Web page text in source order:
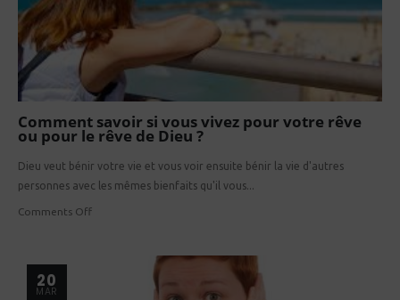
Comment savoir si vous vivez pour votre rêve
ou pour le rêve de Dieu ?
Dieu veut bénir votre vie et vous voir ensuite bénir la vie d'autres
personnes avec les mêmes bienfaits qu'il vous...
Comments Off
20
MAR